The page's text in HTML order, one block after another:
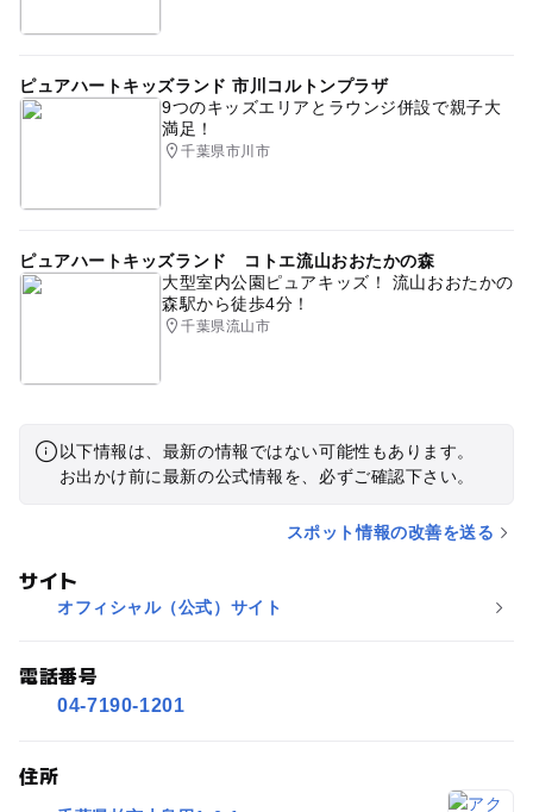
ピュアハートキッズランド 市川コルトンプラザ
9つのキッズエリアとラウンジ併設で親子大
満足！
千葉県市川市
ピュアハートキッズランド コトエ流山おおたかの森
大型室内公園ピュアキッズ！ 流山おおたかの
森駅から徒歩4分！
千葉県流山市
以下情報は、最新の情報ではない可能性もあります。
お出かけ前に最新の公式情報を、必ずご確認下さい。
スポット情報の改善を送る
サイト
オフィシャル（公式）サイト
電話番号
04-7190-1201
住所